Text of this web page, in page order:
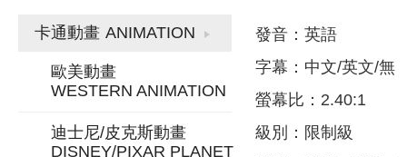
卡通動畫 ANIMATION
歐美動畫
WESTERN ANIMATION
迪士尼/皮克斯動畫
DISNEY/PIXAR PLANET
發音：英語
字幕：中文/英文/無
螢幕比：2.40:1
級別：限制級